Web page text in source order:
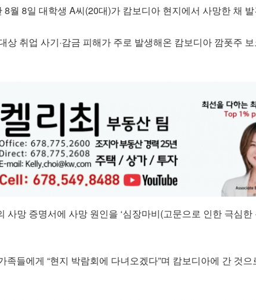
8월 8일 대학생 A씨(20대)가 캄보디아 현지에서 사망한 채
상 취업 사기·감금 피해가 주로 발생해온 캄보디아 깜폿주
사망 증명서에 사망 원인을 ‘심장마비(고문으로 인한 극심한
족들에게 “현지 박람회에 다녀오겠다”며 캄보디아에 간 것으